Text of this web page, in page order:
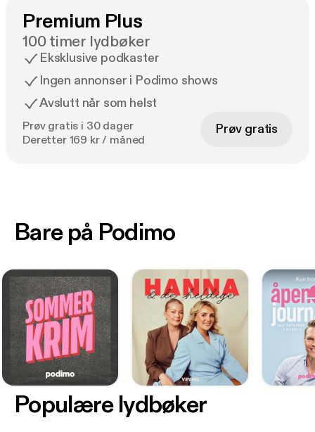
Premium Plus
100 timer lydbøker
Eksklusive podkaster
Ingen annonser i Podimo shows
Avslutt når som helst
Prøv gratis i 30 dager
Deretter 169 kr / måned
Prøv gratis
Bare på Podimo
Populære lydbøker